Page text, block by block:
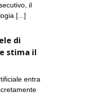
il
[...]
di
stima il
entra